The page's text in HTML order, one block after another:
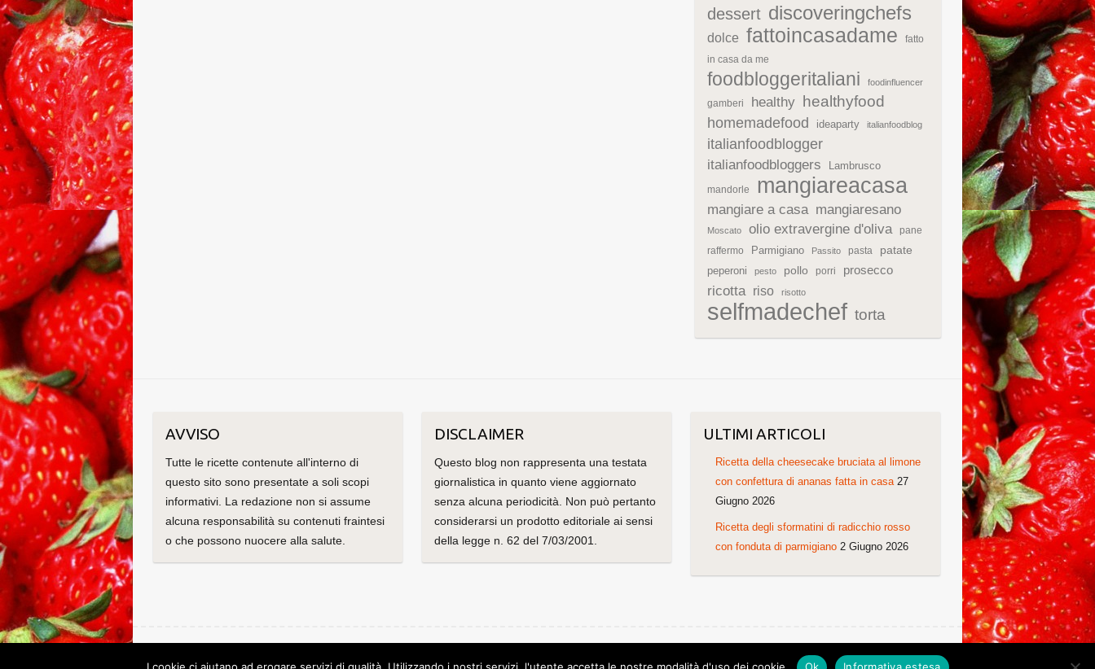
dessert discoveringchefs
dolce fattoincasadame
fatto
in casa da me
foodbloggeritaliani foodinfluencer
gamberi healthy
healthyfood
homemadefood
ideaparty italianfoodblog
italianfoodblogger
italianfoodbloggers
Lambrusco
mandorle mangiareacasa
mangiare a casa mangiaresano
Moscato olio extravergine d'oliva
pane
raffermo
Parmigiano Passito pasta patate
peperoni pesto pollo porri prosecco
ricotta riso risotto
selfmadechef torta
AVVISO
Tutte le ricette contenute all'interno di
questo sito sono presentate a soli scopi
informativi. La redazione non si assume
alcuna responsabilità su contenuti fraintesi
o che possono nuocere alla salute.
DISCLAIMER
Questo blog non rappresenta una testata
giornalistica in quanto viene aggiornato
senza alcuna periodicità. Non può pertanto
considerarsi un prodotto editoriale ai sensi
della legge n. 62 del 7/03/2001.
ULTIMI ARTICOLI
Ricetta della cheesecake bruciata al limone
con confettura di ananas fatta in casa 27
Giugno 2026
Ricetta degli sformatini di radicchio rosso
con fonduta di parmigiano 2 Giugno 2026
Ricette di Cristina. Non copiare grazie!